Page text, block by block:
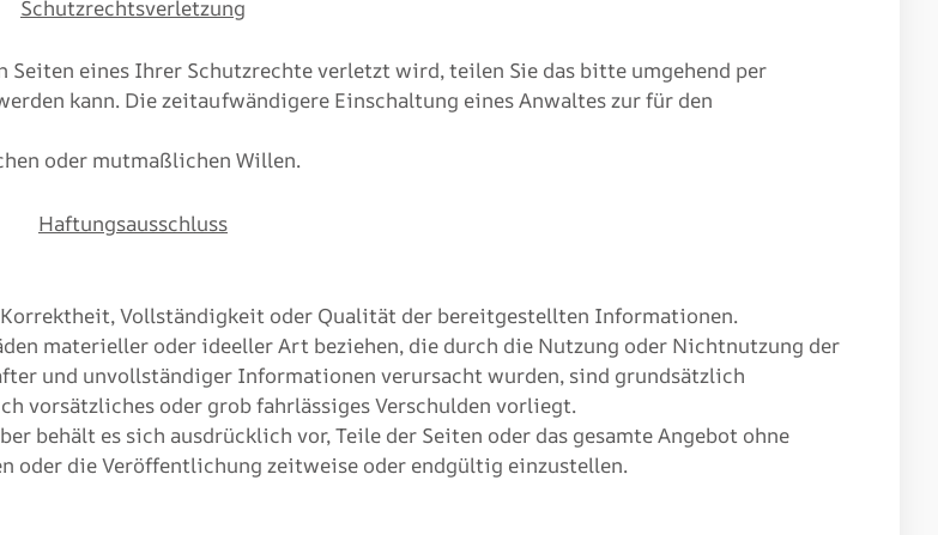
Schutzrechtsverletzung
Seiten eines Ihrer Schutzrechte verletzt wird, teilen Sie das bitte umgehend per
kann. Die zeitaufwändigere Einschaltung eines Anwaltes zur für den
oder mutmaßlichen Willen.
Haftungsausschluss
Vollständigkeit oder Qualität der bereitgestellten Informationen.
materieller oder ideeller Art beziehen, die durch die Nutzung oder Nichtnutzung der
und unvollständiger Informationen verursacht wurden, sind grundsätzlich
vorsätzliches oder grob fahrlässiges Verschulden vorliegt.
behält es sich ausdrücklich vor, Teile der Seiten oder das gesamte Angebot ohne
oder die Veröffentlichung zeitweise oder endgültig einzustellen.